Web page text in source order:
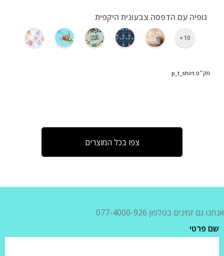
גופיה עם הדפסה צבעונית היקפית
10+
מק״טp_t_shirt
צפו בכל המוצרים
אנחנו גם זמינים בטלפון 077-4000-926
שם פרטי